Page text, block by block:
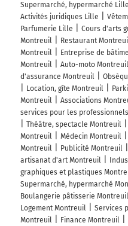
Supermarché, hypermarché Lille
Activités juridiques Lille
Parfumerie Lille
Cours d'arts
Montreuil
Restaurant
Montreuil
Entreprise de
Montreuil
Auto-moto Montreuil
d'assurance Montreuil
Location, gîte Montreuil
Montreuil
Associations
services pour les
Théâtre, spectacle Montreuil
Montreuil
Médecin Montreuil
Montreuil
Publicité Montreuil
artisanat d'art Montreuil
graphiques et plastiques
Supermarché, hypermarché
Boulangerie pâtisserie Montreuil
Logement Montreuil
Services
Montreuil
Finance Montreuil